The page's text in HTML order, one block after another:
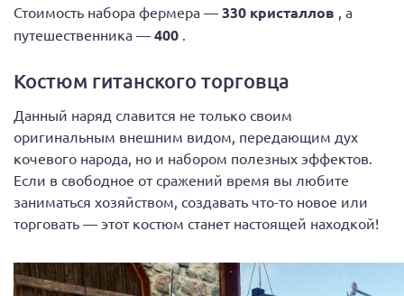
Стоимость набора фермера — 330 кристаллов
, а
путешественника — 400
Костюм гитанского торговца
Данный наряд славится не только своим
оригинальным внешним видом, передающим дух
кочевого народа, но и набором полезных эффектов.
Если в свободное от сражений время вы любите
заниматься хозяйством, создавать что-то новое или
торговать — этот костюм станет настоящей находкой!